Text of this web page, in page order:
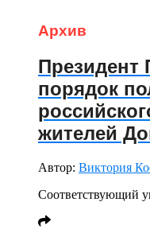
Архив
Президент
порядок
жителей
Автор: Виктория
Соответствующий